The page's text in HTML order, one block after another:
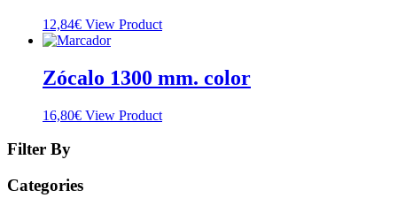
12,84€ View Product
Zócalo 1300 mm. color
16,80€ View Product
Filter By
Categories